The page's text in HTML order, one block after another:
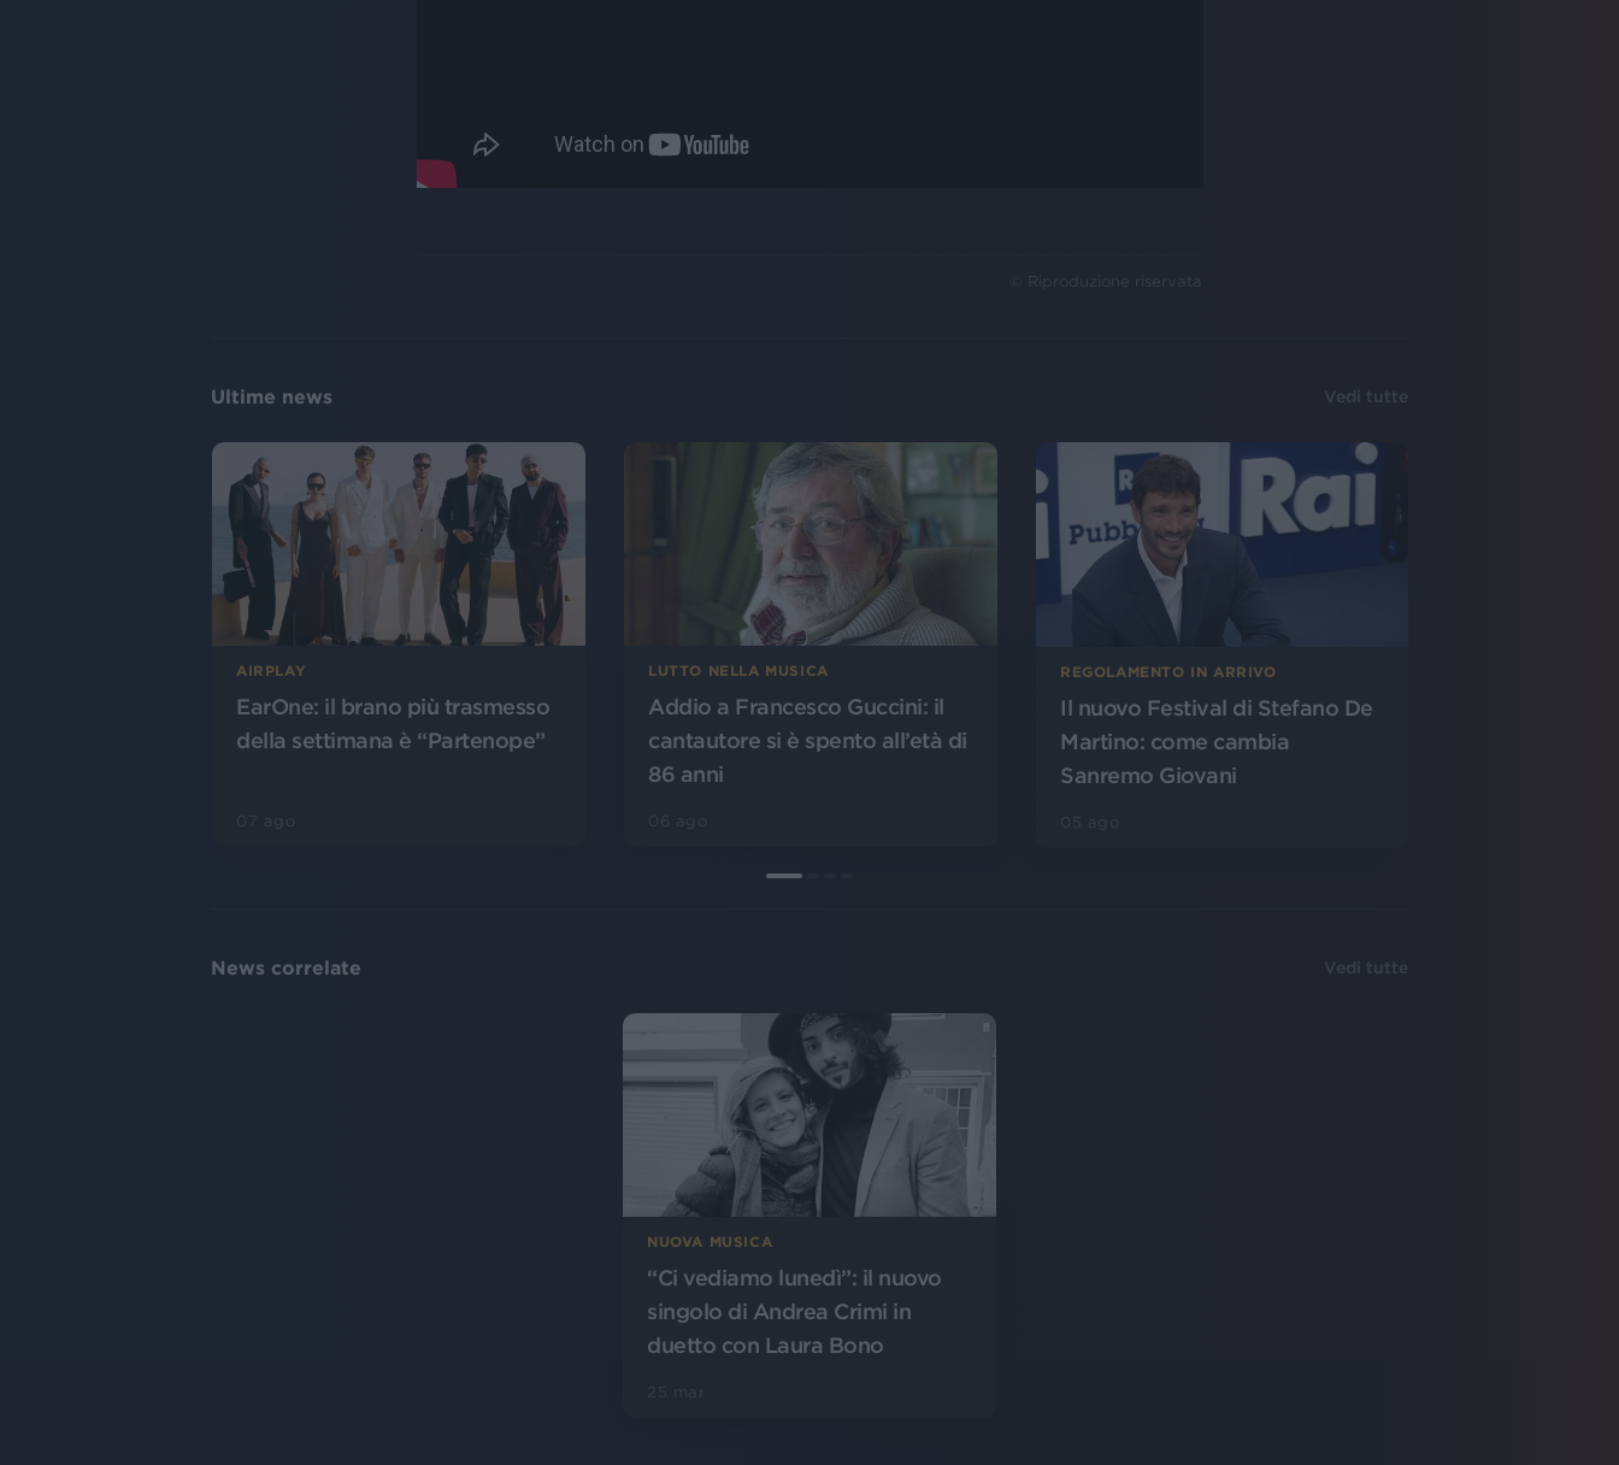
© Riproduzione riservata
Ultime news Vedi tutte
AIRPLAY
EarOne: il brano più trasmesso
della settimana è “Partenope”
LUTTO NELLA MUSICA
Addio a Francesco Guccini: il
cantautore si è spento all’età di
86 anni
REGOLAMENTO IN ARRIVO
Il nuovo Festival di Stefano De
Martino: come cambia
Sanremo Giovani
News correlate Vedi tutte
NUOVA MUSICA
“Ci vediamo lunedì”: il nuovo
singolo di Andrea Crimi in
duetto con Laura Bono